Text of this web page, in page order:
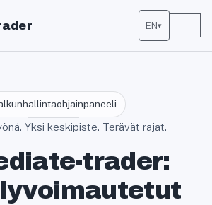
EN▾
Yksi keskipiste. Terävät rajat.
trader: